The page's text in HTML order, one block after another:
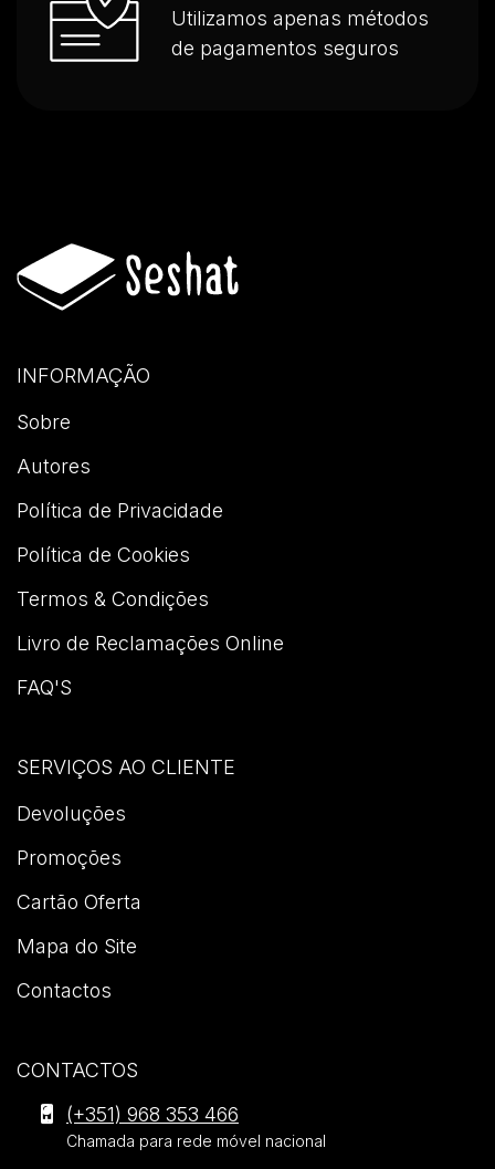
Utilizamos apenas métodos
de pagamentos seguros
INFORMAÇÃO
Sobre
Autores
Política de Privacidade
Política de Cookies
Termos & Condições
Livro de Reclamações Online
FAQ'S
SERVIÇOS AO CLIENTE
Devoluções
Promoções
Cartão Oferta
Mapa do Site
Contactos
CONTACTOS
Editora
Seshat
(+351) 968 353 466
Chamada para rede móvel nacional